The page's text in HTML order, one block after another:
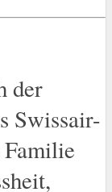
der
Swissair-